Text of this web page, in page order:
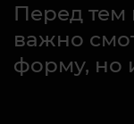
Перед тем
важно
форму, но